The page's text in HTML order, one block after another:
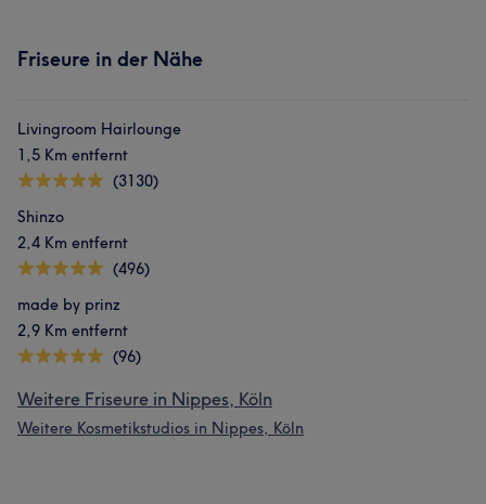
Friseure in der Nähe
Livingroom Hairlounge
1,5 Km entfernt
(3130)
Shinzo
2,4 Km entfernt
(496)
made by prinz
2,9 Km entfernt
(96)
Weitere Friseure in Nippes, Köln
Weitere Kosmetikstudios in Nippes, Köln